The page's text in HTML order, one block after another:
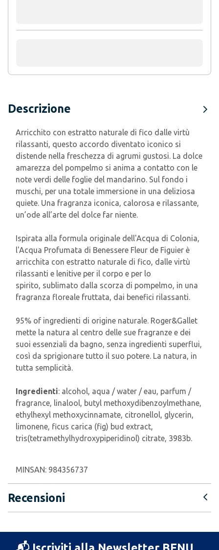
Descrizione
Arricchito con estratto naturale di fico dalle virtù
rilassanti, questo accordo diventato iconico si
distende nella freschezza di agrumi gustosi. La dolce
amarezza del pompelmo si anima a contatto con le
note verdi delle foglie del mandarino. Sul fondo i
muschi, per una totale immersione in una deliziosa
quiete. Una fragranza iconica, calorosa e rilassante,
un’ode all’arte del dolce far niente.
Ispirata alla formula originale dell'Acqua di Colonia,
l'Acqua Profumata di Benessere Fleur de Figuier è
arricchita con estratto naturale di fico, dalle virtù
rilassanti e lenitive per il corpo e per lo
spirito, sublimato dalla scorza di pompelmo, in una
fragranza floreale fruttata, dai benefici rilassanti.
95% of ingredienti di origine naturale. Roger&Gallet
mette la natura al centro delle sue fragranze e dei
suoi essenziali da bagno, senza ingredienti superflui,
così da sprigionare tutto il suo potere. La natura, in
tutta semplicità.
Ingredienti: alcohol, aqua / water / eau, parfum /
fragrance, linalool, butyl methoxydibenzoylmethane,
ethylhexyl methoxycinnamate, citronellol, glycerin,
limonene, ficus carica (fig) bud extract,
tris(tetramethylhydroxypiperidinol) citrate, 3983b.
MINSAN: 984356737
Recensioni